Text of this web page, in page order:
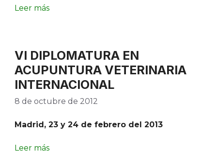
Leer más
VI DIPLOMATURA EN
ACUPUNTURA VETERINARIA
INTERNACIONAL
8 de octubre de 2012
Madrid, 23 y 24 de febrero del 2013
Leer más